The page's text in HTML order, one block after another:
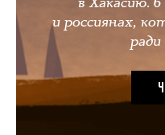
и россиянах,
ради